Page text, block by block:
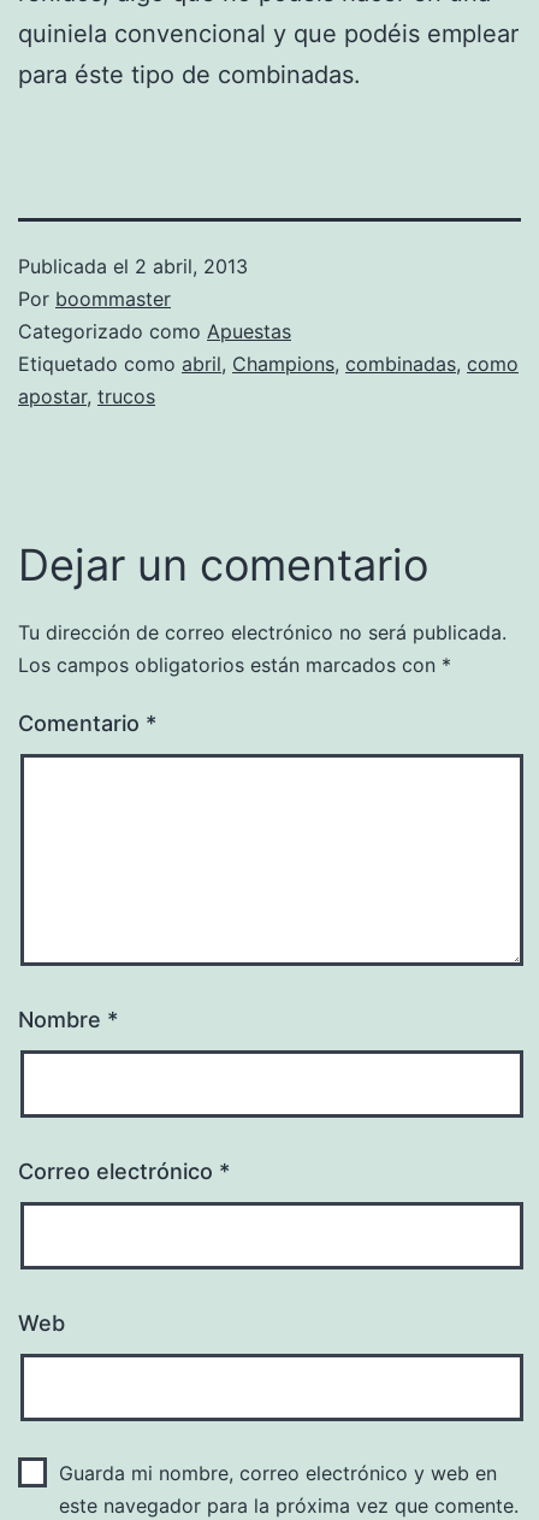
quiniela convencional y que podéis emplear
para éste tipo de combinadas.
Publicada el 2 abril, 2013
Por boommaster
Categorizado como Apuestas
Etiquetado como abril, Champions, combinadas, como
apostar, trucos
Dejar un comentario
Tu dirección de correo electrónico no será publicada.
Los campos obligatorios están marcados con *
Comentario *
Nombre *
Correo electrónico *
Web
Guarda mi nombre, correo electrónico y web en
este navegador para la próxima vez que comente.